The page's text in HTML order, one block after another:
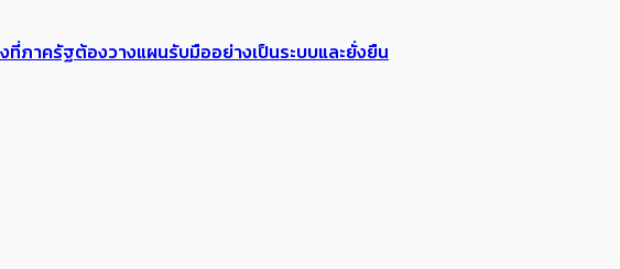
ที่ภาครัฐต้องวางแผนรับมืออย่างเป็นระบบและยั่งยืน